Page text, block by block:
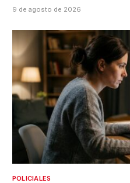
9 de agosto de 2026
POLICIALES